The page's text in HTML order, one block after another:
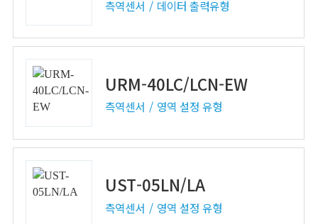
측역센서 데이터 출력유형
URM-40LC/LCN-EW
측역센서 영역 설정 유형
UST-05LN/LA
측역센서 영역 설정 유형